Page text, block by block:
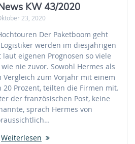
KW 43/2020
23, 2020
Der Paketboom geht
werden im diesjährigen
eigenen Prognosen so viele
nie zuvor. Sowohl Hermes als
Vergleich zum Vorjahr mit einem
20 Prozent, teilten die Firmen mit.
der französischen Post, keine
sprach Hermes von
Weiterlesen